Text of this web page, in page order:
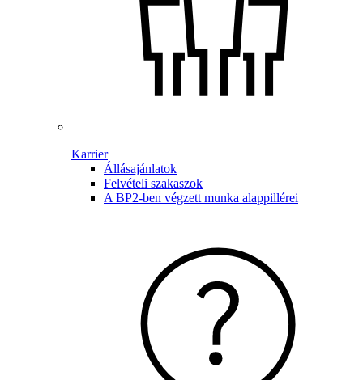
Karrier
Állásajánlatok
Felvételi szakaszok
A BP2-ben végzett munka alappillérei